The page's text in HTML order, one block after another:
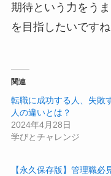
期待という力をう
を目指したいですね
関連
転職に成功する人、失敗
人の違いとは？
2024年4月28日
学びとチャレンジ
【永久保存版】管理職必